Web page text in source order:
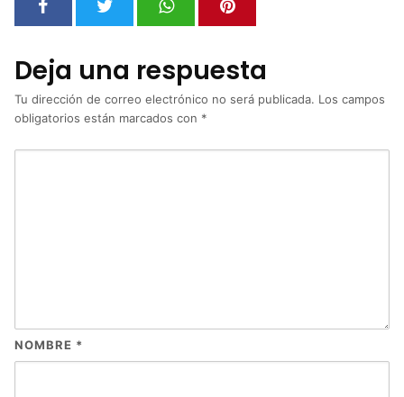
Deja una respuesta
Tu dirección de correo electrónico no será publicada. Los campos
obligatorios están marcados con *
NOMBRE *